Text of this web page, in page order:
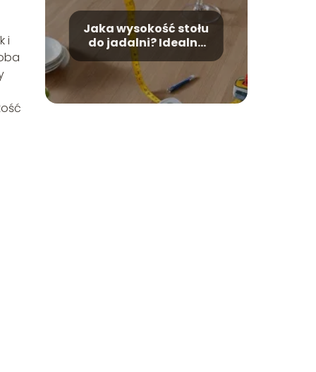
i
Jaka wysokość stołu
do jadalni? Idealne
wymiary dla Twojej
wygody